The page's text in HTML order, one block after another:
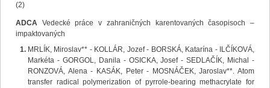
(2)
ADCA Vedecké práce v zahraničných karentovaných časopisoch –
impaktovaných
MRLÍK, Miroslav** - KOLLÁR, Jozef - BORSKÁ, Katarína - ILČÍKOVÁ,
Markéta - GORGOL, Danila - OSICKA, Josef - SEDLAČÍK, Michal -
RONZOVÁ, Alena - KASÁK, Peter - MOSNÁČEK, Jaroslav**. Atom
transfer radical polymerization of pyrrole-bearing methacrylate for